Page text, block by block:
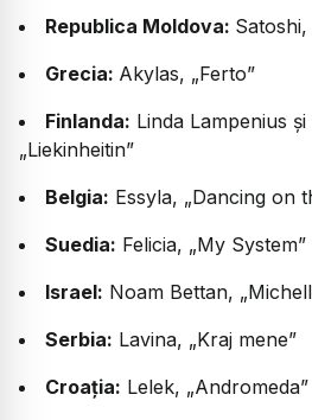
Republica Moldova: Satoshi,
Grecia: Akylas, „Ferto”
Finlanda: Linda Lampenius
„Liekinheitin”
Belgia: Essyla, „Dancing on
Suedia: Felicia, „My System”
Israel: Noam Bettan,
Serbia: Lavina, „Kraj mene”
Croația: Lelek, „Andromeda”